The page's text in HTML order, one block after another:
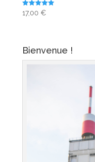
Note
5.00
17,00 €
Bienvenue !